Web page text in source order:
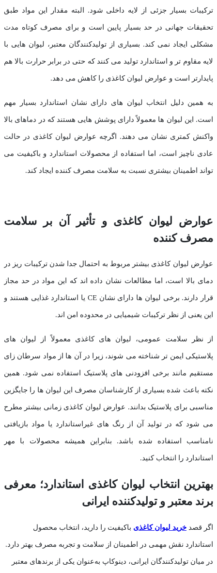
ترکیبات بسیار جزئی از لایه داخلی شود. البته مقدار این مواد طبق
تحقیقات جهانی در حد بسیار پایین است و برای مصرف کوتاه مدت
مشکلی ایجاد نمی کند. بسیاری از تولیدکنندگان معتبر، لیوان هایی با
لایه مقاوم تر و استاندارد تولید می کنند که حتی در برابر حرارت بالا هم
پایدارتر است و عوارض لیوان کاغذی را کاهش می دهد.
به همین دلیل انتخاب لیوان های دارای نشان استاندارد بسیار مهم
است. این لیوان ها معمولاً دارای پوشش هایی هستند که در دماهای بالا
واکنش کمتری نشان می دهند. اگرچه عوارض لیوان کاغذی در حالت
عادی ناچیز است، اما استفاده از محصولات استاندارد و باکیفیت می
تواند اطمینان بیشتری نسبت به سلامت مصرف کننده ایجاد کند.
عوارض لیوان کاغذی و تأثیر آن بر سلامت
مصرف کننده
عوارض لیوان کاغذی بیشتر مربوط به احتمال جدا شدن ترکیبات ریز در
دمای بالا است، اما مطالعات نشان داده اند که این مواد در حد مجاز
قرار دارند. برخی لیوان ها دارای نشان CE یا استاندارد غذایی هستند و
این یعنی از نظر ترکیبات شیمیایی در محدوده امن اند.
از نظر سلامت عمومی، لیوان های کاغذی معمولاً از لیوان های
پلاستیکی ایمن تر شناخته می شوند، زیرا در آن ها از مواد سرطان زای
مستقیم مانند برخی افزودنی های پلاستیک استفاده نمی شود. همین
نکته باعث شده بسیاری از کارشناسان مصرف این لیوان ها را جایگزین
مناسبی برای پلاستیک بدانند. عوارض لیوان کاغذی زمانی بیشتر مطرح
می شود که در تولید آن از رنگ های غیراستاندارد یا مواد بازیافتی
نامناسب استفاده شده باشد. بنابراین همیشه محصولات با مهر
استاندارد را انتخاب کنید.
بهترین انتخاب لیوان کاغذی استاندارد؛ معرفی
برند معتبر و تولیدکننده ایرانی
اگر قصد خرید لیوان کاغذی باکیفیت را دارید، انتخاب محصول
استاندارد نقش مهمی در اطمینان از سلامت و تجربه مصرف بهتر دارد.
در میان تولیدکنندگان ایرانی، دینوکاپ به‌عنوان یکی از برندهای معتبر